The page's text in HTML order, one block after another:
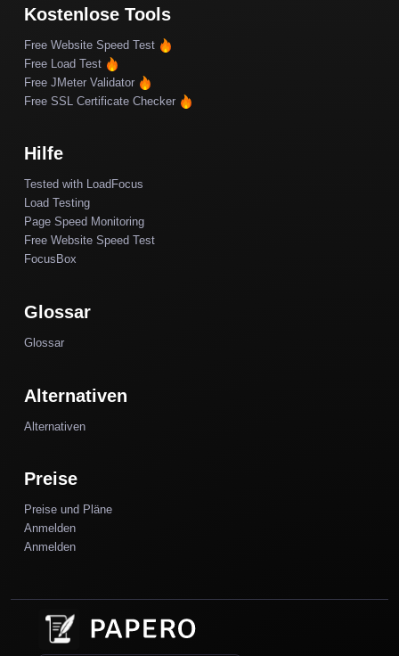
Kostenlose Tools
Free Website Speed Test
Free Load Test
Free JMeter Validator
Free SSL Certificate Checker
Hilfe
Tested with LoadFocus
Load Testing
Page Speed Monitoring
Free Website Speed Test
FocusBox
Glossar
Glossar
Alternativen
Alternativen
Preise
Preise und Pläne
Anmelden
Anmelden